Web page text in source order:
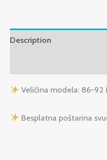
Description
Veličina modela: 86-92
Besplatna poštarina